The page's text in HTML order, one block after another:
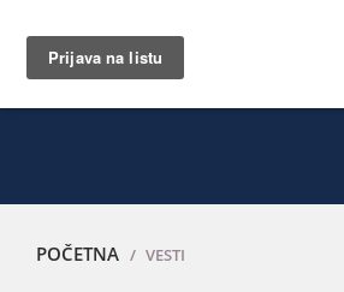
POČETNA VESTI